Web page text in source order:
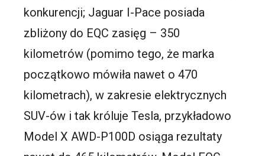
konkurencji; Jaguar I-Pace posiada
zbliżony do EQC zasięg – 350
kilometrów (pomimo tego, że marka
początkowo mówiła nawet o 470
kilometrach), w zakresie elektrycznych
SUV-ów i tak króluje Tesla, przykładowo
Model X AWD-P100D osiąga rezultaty